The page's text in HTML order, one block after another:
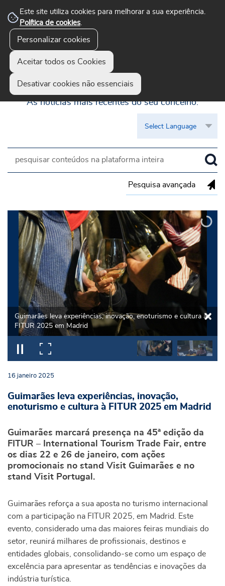
Este site utiliza cookies para melhorar a sua experiência.
Política de cookies.
Personalizar cookies
Aceitar todos os Cookies
Desativar cookies não essenciais
Pesquisa avançada
Guimarães Visível
As notícias mais recentes do seu concelho.
Guimarães leva experiências, inovação, enoturismo e cultura à
FITUR 2025 em Madrid
16 janeiro 2025
Guimarães leva experiências, inovação,
enoturismo e cultura à FITUR 2025 em Madrid
Guimarães marcará presença na 45ª edição da
FITUR – International Tourism Trade Fair, entre
os dias 22 e 26 de janeiro, com ações
promocionais no stand Visit Guimarães e no
stand Visit Portugal.
Guimarães reforça a sua aposta no turismo internacional
com a participação na FITUR 2025, em Madrid. Este
evento, considerado uma das maiores feiras mundiais do
setor, reunirá milhares de profissionais, destinos e
entidades globais, consolidando-se como um espaço de
excelência para apresentar as tendências e inovações da
indústria turística.